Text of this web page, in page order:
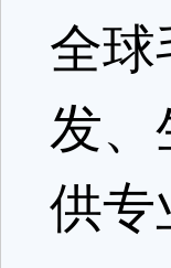
全球
发、
供专